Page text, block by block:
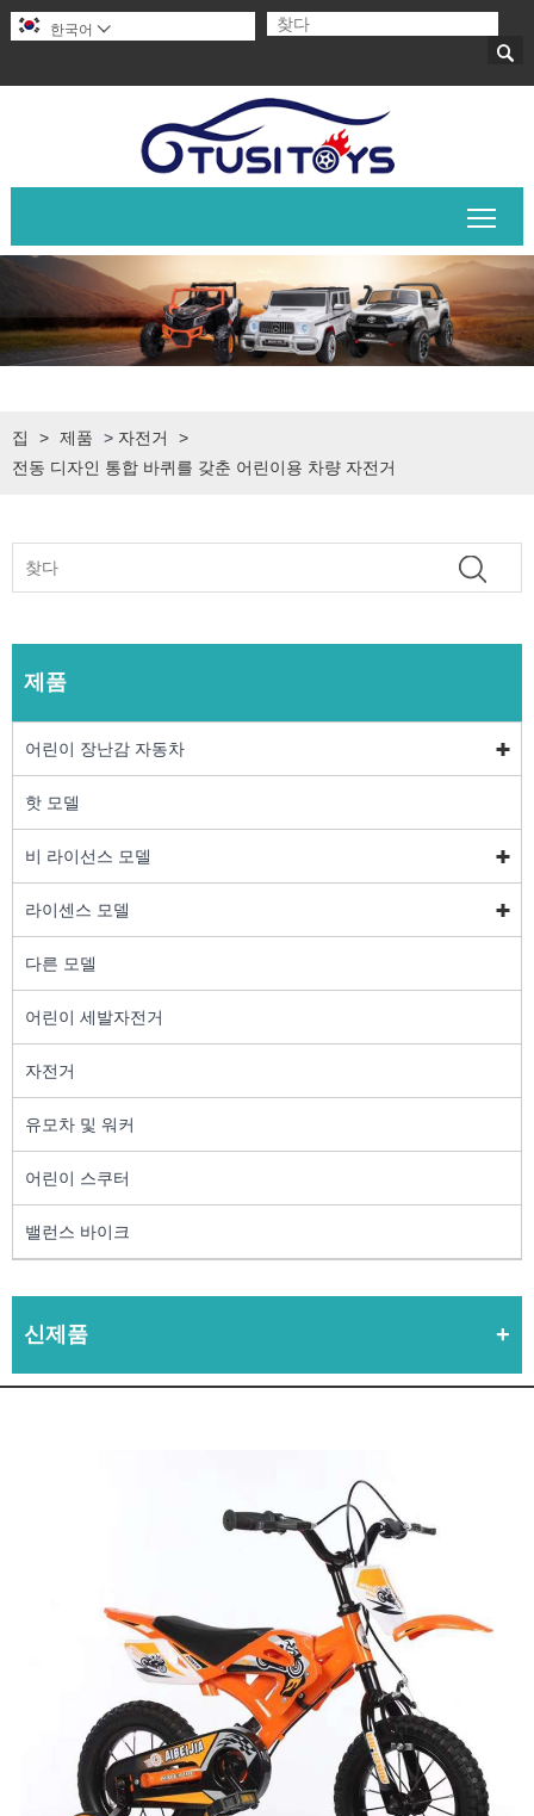

한국어 
집 > 제품 > 자전거
>
전동 디자인 통합 바퀴를 갖춘 어린이용 차량 자전거
제품
어린이 장난감 자동차
핫 모델
비 라이선스 모델
라이센스 모델
다른 모델
어린이 세발자전거
자전거
유모차 및 워커
어린이 스쿠터
밸런스 바이크
신제품